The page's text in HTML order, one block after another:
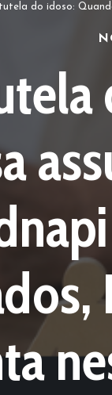
idoso: Quando a família